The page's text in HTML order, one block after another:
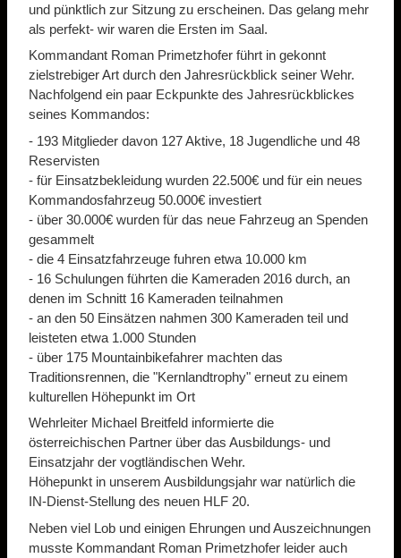
und pünktlich zur Sitzung zu erscheinen. Das gelang mehr
als perfekt- wir waren die Ersten im Saal.
Kommandant Roman Primetzhofer führt in gekonnt
zielstrebiger Art durch den Jahresrückblick seiner Wehr.
Nachfolgend ein paar Eckpunkte des Jahresrückblickes
seines Kommandos:
- 193 Mitglieder davon 127 Aktive, 18 Jugendliche und 48
Reservisten
- für Einsatzbekleidung wurden 22.500€ und für ein neues
Kommandosfahrzeug 50.000€ investiert
- über 30.000€ wurden für das neue Fahrzeug an Spenden
gesammelt
- die 4 Einsatzfahrzeuge fuhren etwa 10.000 km
- 16 Schulungen führten die Kameraden 2016 durch, an
denen im Schnitt 16 Kameraden teilnahmen
- an den 50 Einsätzen nahmen 300 Kameraden teil und
leisteten etwa 1.000 Stunden
- über 175 Mountainbikefahrer machten das
Traditionsrennen, die "Kernlandtrophy" erneut zu einem
kulturellen Höhepunkt im Ort
Wehrleiter Michael Breitfeld informierte die
österreichischen Partner über das Ausbildungs- und
Einsatzjahr der vogtländischen Wehr.
Höhepunkt in unserem Ausbildungsjahr war natürlich die
IN-Dienst-Stellung des neuen HLF 20.
Neben viel Lob und einigen Ehrungen und Auszeichnungen
musste Kommandant Roman Primetzhofer leider auch